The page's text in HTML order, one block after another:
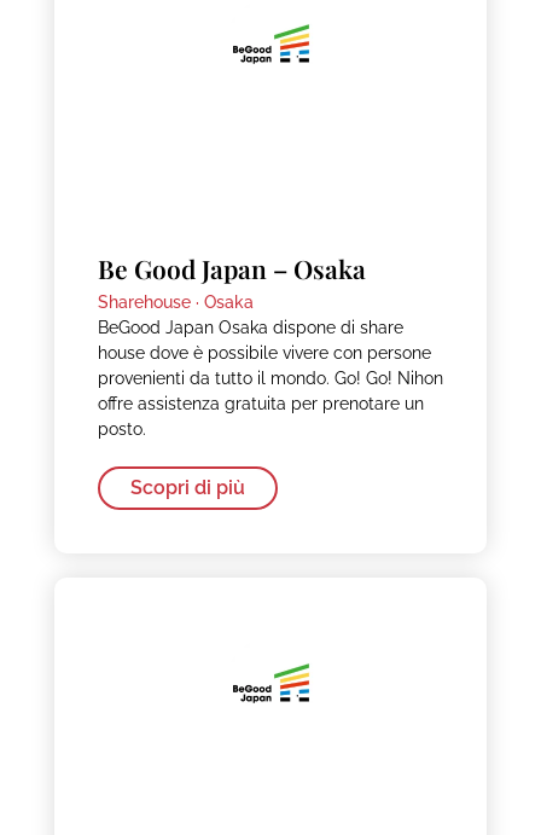
Be Good Japan – Osaka
Sharehouse · Osaka
BeGood Japan Osaka dispone di share
house dove è possibile vivere con persone
provenienti da tutto il mondo. Go! Go! Nihon
offre assistenza gratuita per prenotare un
posto.
Scopri di più